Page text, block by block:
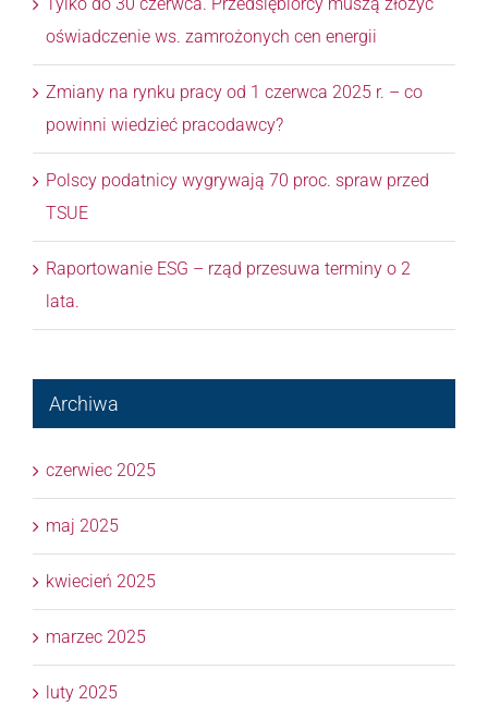
Tylko do 30 czerwca. Przedsiębiorcy muszą złożyć
oświadczenie ws. zamrożonych cen energii
Zmiany na rynku pracy od 1 czerwca 2025 r. – co
powinni wiedzieć pracodawcy?
Polscy podatnicy wygrywają 70 proc. spraw przed
TSUE
Raportowanie ESG – rząd przesuwa terminy o 2
lata.
Archiwa
czerwiec 2025
maj 2025
kwiecień 2025
marzec 2025
luty 2025